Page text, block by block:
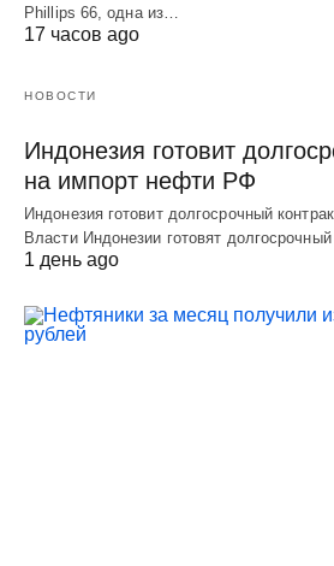
Phillips 66, одна из…
17 часов ago
НОВОСТИ
Индонезия готовит
на импорт нефти РФ
Индонезия готовит долгосрочный
Власти Индонезии готовят
1 день ago